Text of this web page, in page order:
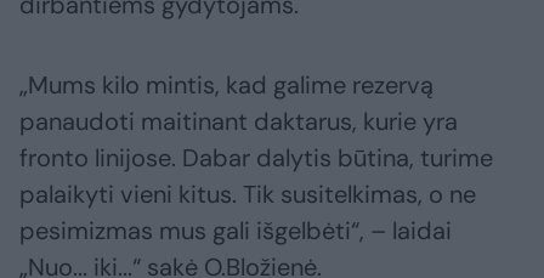
„Mums kilo mintis, kad galime rezervą
panaudoti maitinant daktarus, kurie yra
fronto linijose. Dabar dalytis būtina, turime
palaikyti vieni kitus. Tik susitelkimas, o ne
pesimizmas mus gali išgelbėti“, – laidai
„Nuo... iki...“ sakė O.Bložienė.